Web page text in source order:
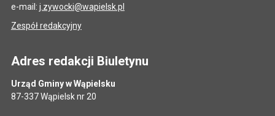
e-mail: j.zywocki@wapielsk.pl
Zespół redakcyjny
Adres redakcji Biuletynu
Urząd Gminy w Wąpielsku
87-337 Wąpielsk nr 20